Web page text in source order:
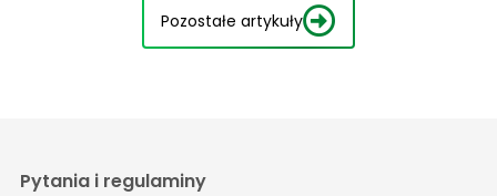
Pozostałe artykuły
Pytania i regulaminy